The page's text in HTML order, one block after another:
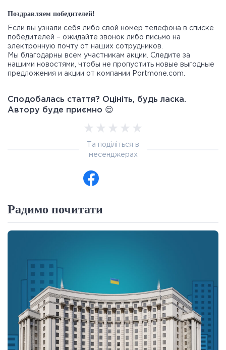
Поздравляем победителей!
Если вы узнали себя либо свой номер телефона в списке
победителей – ожидайте звонок либо письмо на
электронную почту от наших сотрудников.
Мы благодарны всем участникам акции. Следите за
нашими новостями, чтобы не пропустить новые выгодные
предложения и акции от компании Portmone.com.
Сподобалась стаття? Оцініть, будь ласка.
Автору буде приємно 😌
Та поділіться в
месенджерах
Радимо почитати